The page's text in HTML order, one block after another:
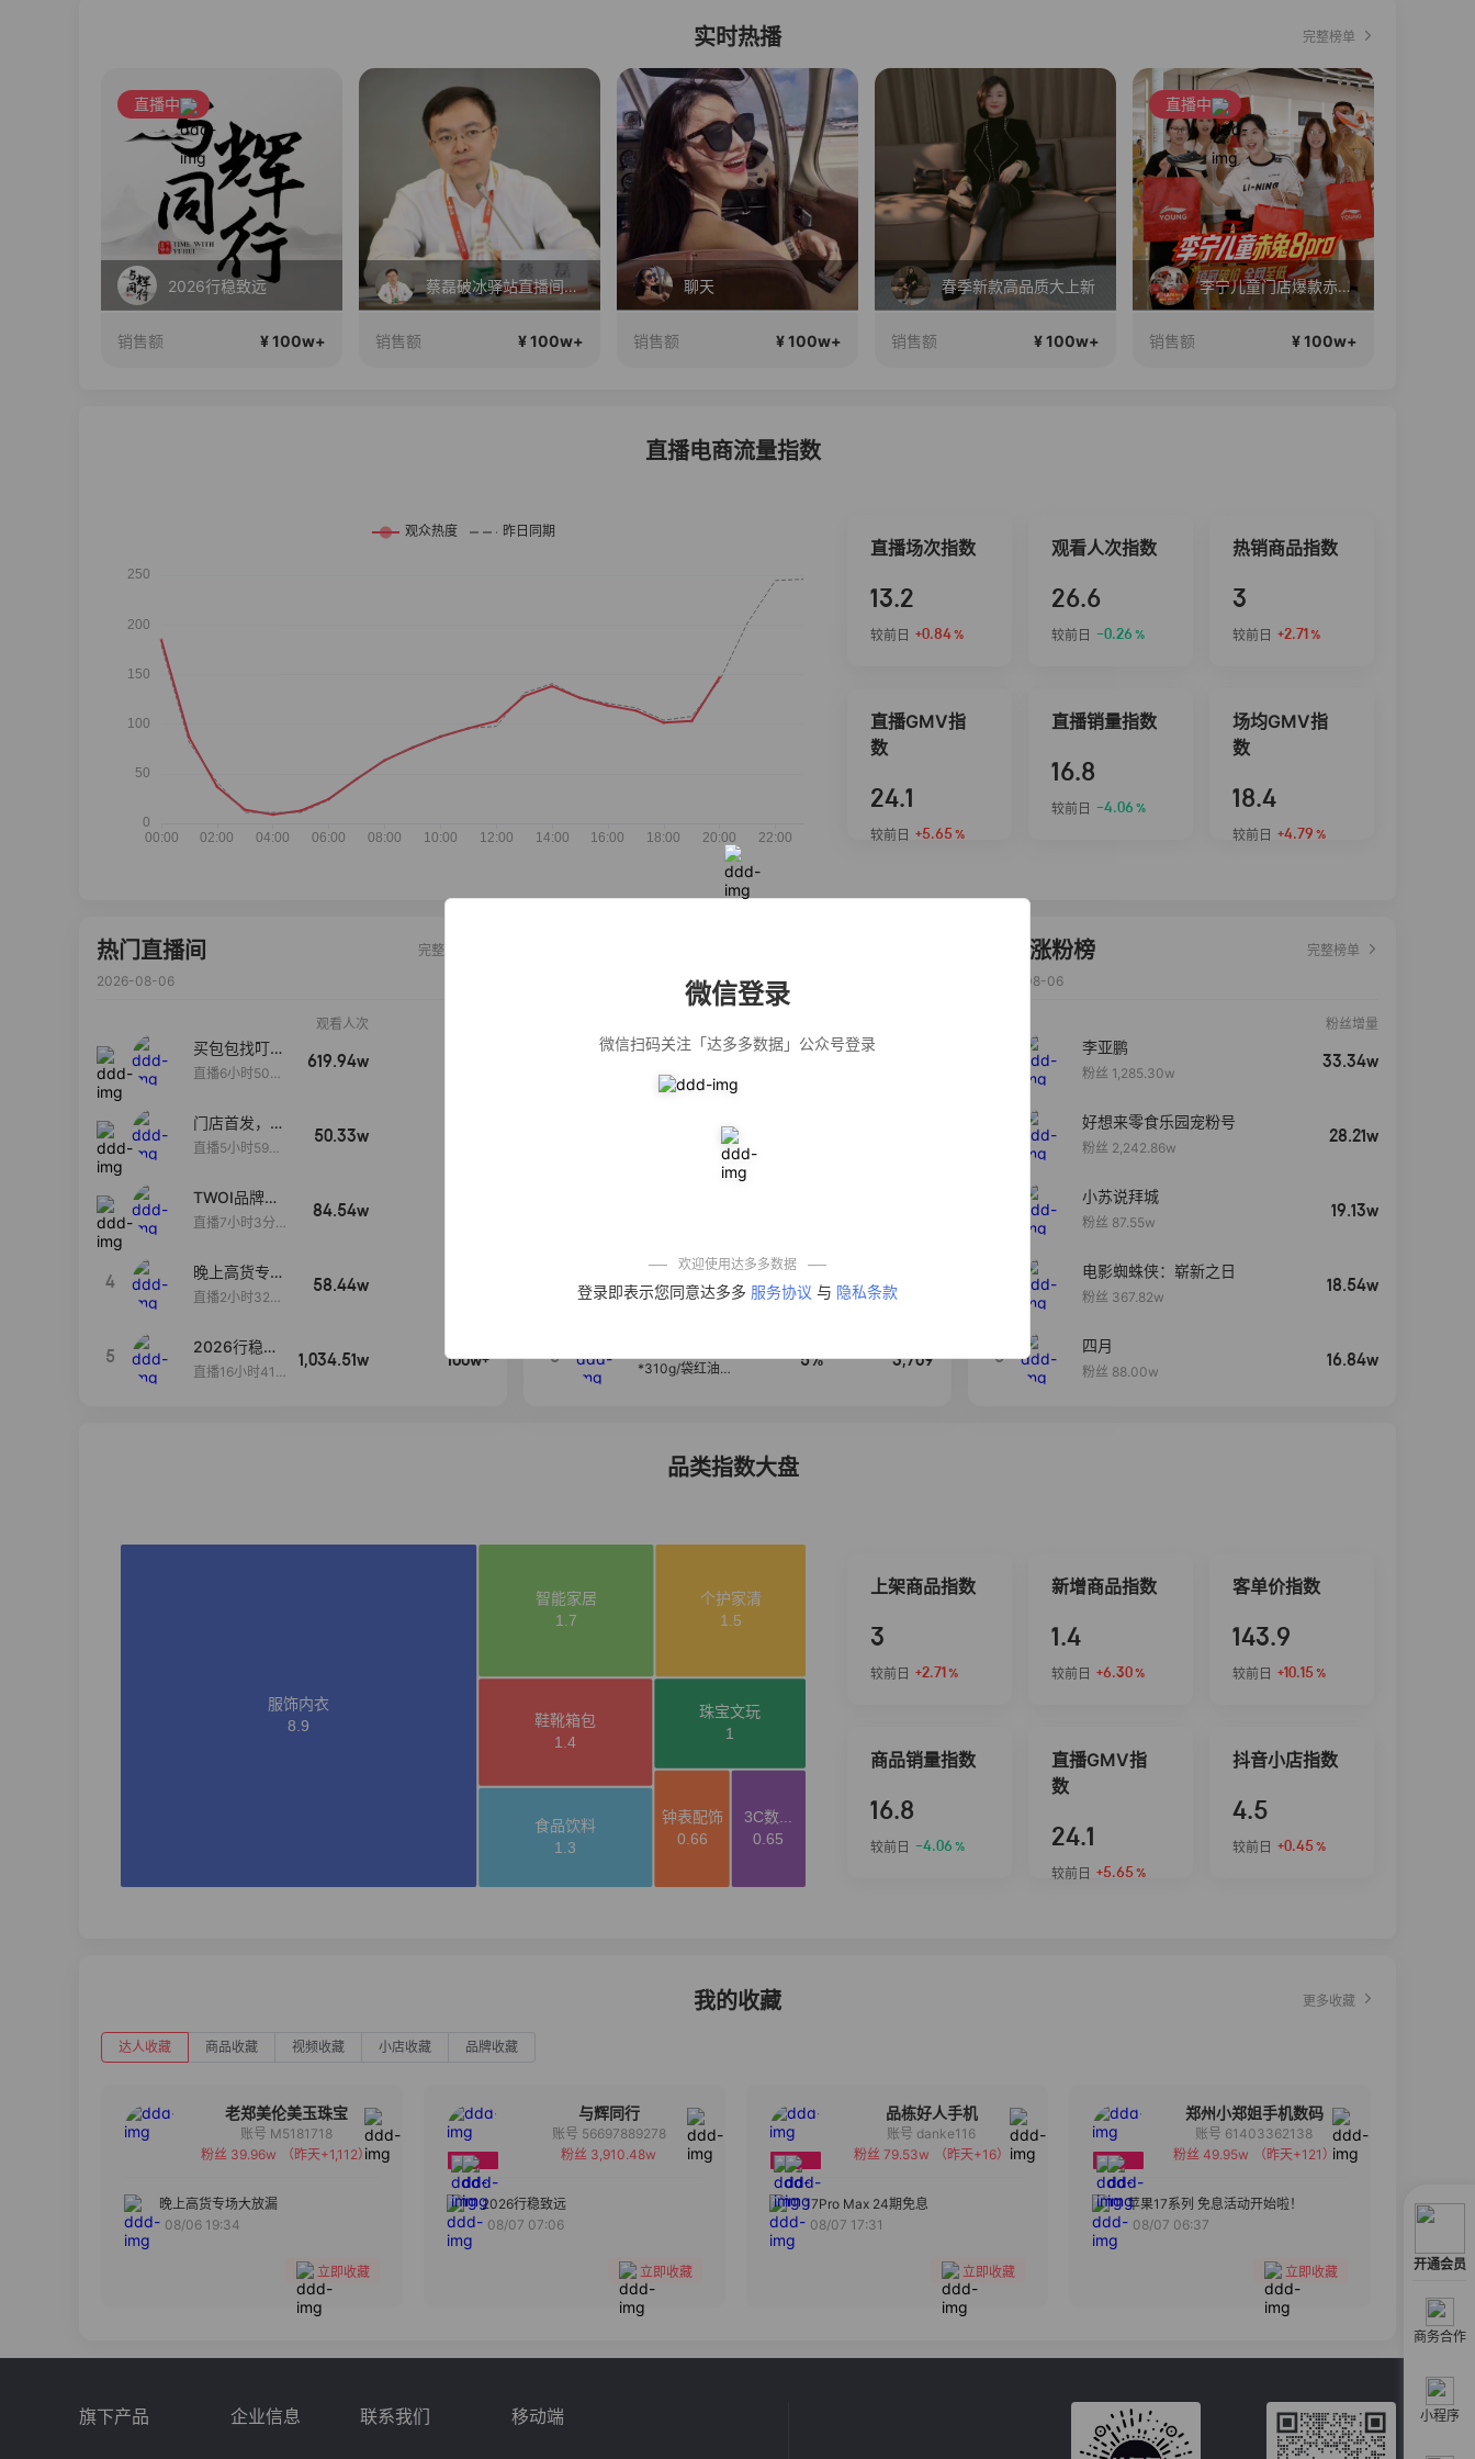
开通会员
商务合作
小程序
微信登录
微信扫码关注「达多多数据」公众号登录
欢迎使用达多多数据
登录即表示您同意达多多 服务协议 与 隐私条款
实时热播 完整榜单
直播中
2026行稳致远
销售额 ¥ 100w+
蔡磊破冰驿站直播间好物分享
销售额 ¥ 100w+
聊天
销售额 ¥ 100w+
春季新款高品质大上新
销售额 ¥ 100w+
直播中
李宁儿童门店爆款赤兔8pro终于有货了，全网销冠刷新历史底价
销售额 ¥ 100w+
直播电商流量指数
直播场次指数
13.2
较前日 +0.84%
观看人次指数
26.6
较前日 -0.26 %
热销商品指数
3
较前日 +2.71 %
直播GMV指
数
24.1
较前日 +5.65 %
直播销量指数
16.8
较前日 -4.06 %
场均GMV指
数
18.4
较前日 +4.79 %
热门直播间
完整榜单
2026-08-06
观看人次
买包包找叮
当,一折购！
直播6小时50分
619.94w
门店首发，秋
款大上新！！
直播5小时59分
50.33w
TWOI品牌直
播间新款上
直播7小时3分5
84.54w
4
晚上高货专场
大放漏
直播2小时32分
58.44w
5
2026行稳致
远
直播16小时41
1,034.51w 100w+
【净浮生】油污
重油污去油王污
公仔牌顽渍净洗
衣粉轻松搓洗去
污渍除菌除螨3倍
洁净去渍家用去
免煮开袋即食劲
艾草抽绳式免撕
垃圾袋大号特厚
50% 4,154
5
*310g/袋红油麻
5% 3,709
达人涨粉榜
完整榜单
2026-08-06
粉丝增量
李亚鹏
粉丝 1,285.30w
33.34w
好想来零食乐园宠粉号
粉丝 2,242.86w
28.21w
小苏说拜城
粉丝 87.55w
19.13w
电影蜘蛛侠：崭新之日
粉丝 367.82w
18.54w
5
四月
粉丝 88.00w
16.84w
品类指数大盘
上架商品指数
3
较前日 +2.71 %
新增商品指数
1.4
较前日 +6.30%
客单价指数
143.9
较前日 +10.15 %
商品销量指数
16.8
较前日 -4.06 %
直播GMV指
数
24.1
较前日 +5.65 %
抖音小店指数
4.5
较前日 +0.45 %
我的收藏 更多收藏
达人收藏 商品收藏 视频收藏 小店收藏 品牌收藏
老郑美伦美玉珠宝
备注
分组
账号 M5181718
粉丝 39.96w
（昨天+1,112）
晚上高货专场大放漏
08/06 19:34
立即收藏
与辉同行
备注
账号 56697889278
粉丝 3,910.48w
2026行稳致远
08/07 07:06
立即收藏
品栋好人手机
备注
分组
账号 danke116
粉丝 79.53w
（昨天+16）
17Pro Max 24期免息
08/07 17:31
立即收藏
郑州小郑姐手机数码
备注
分组
账号 61403362138
粉丝 49.95w
（昨天+121）
苹果17系列 免息活动开始啦！
08/07 06:37
立即收藏
旗下产品 企业信息 联系我们 移动端